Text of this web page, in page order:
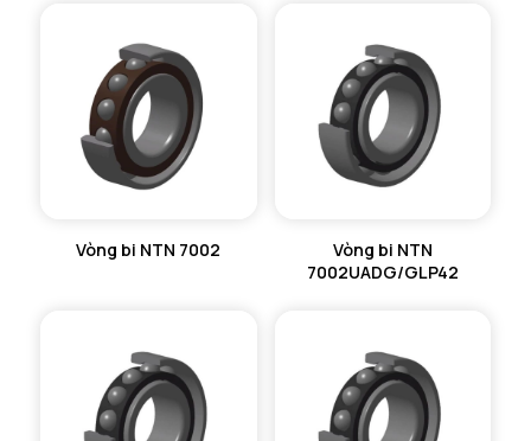
Vòng bi NTN 7002
Vòng bi NTN
7002UADG/GLP42